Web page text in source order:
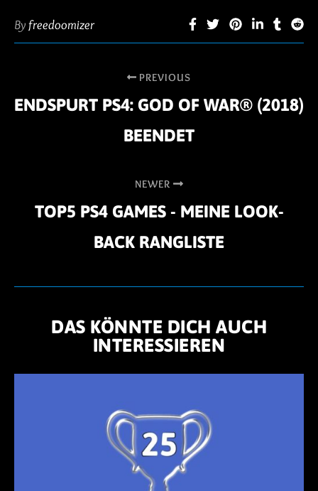
Byfreedoomizer
PREVIOUS
ENDSPURT PS4: GOD OF WAR® (2018)
BEENDET
NEWER
TOP5 PS4 GAMES - MEINE LOOK-
BACK RANGLISTE
DAS KÖNNTE DICH AUCH
INTERESSIEREN